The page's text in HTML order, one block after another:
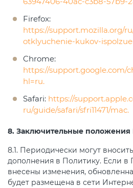
Firefox:
https://support.mozilla.org/
otklyuchenie-kukov-
Chrome:
https://support.google.com/
hl=ru.
Safari: https://
ru/guide/safari/sfri11471/mac.
8. Заключительные положения
8.1. Периодически могут
дополнения в Политику. Если в
внесены изменения,
будет размещена в сети